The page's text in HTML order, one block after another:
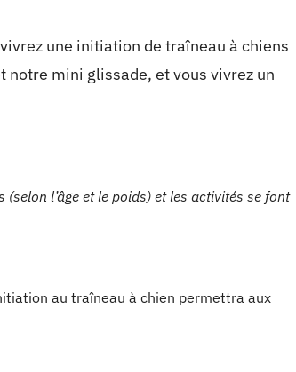
une initiation de traîneau à chiens
notre mini glissade, et vous vivrez un
l’âge et le poids) et les activités se font
au traîneau à chien permettra aux